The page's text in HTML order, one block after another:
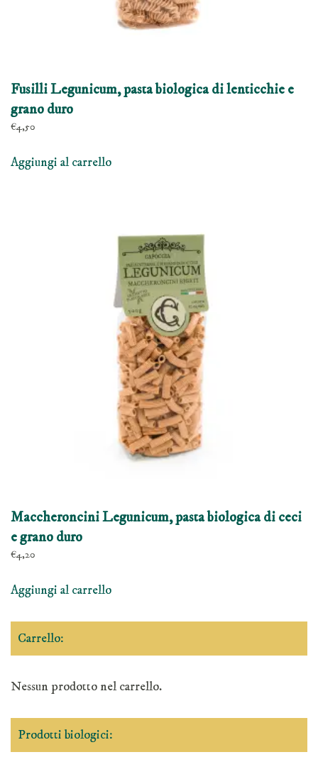
Fusilli Legunicum, pasta biologica di lenticchie e
grano duro
€4,50
Aggiungi al carrello
Maccheroncini Legunicum, pasta biologica di ceci
e grano duro
€4,20
Aggiungi al carrello
Carrello:
Nessun prodotto nel carrello.
Prodotti biologici: